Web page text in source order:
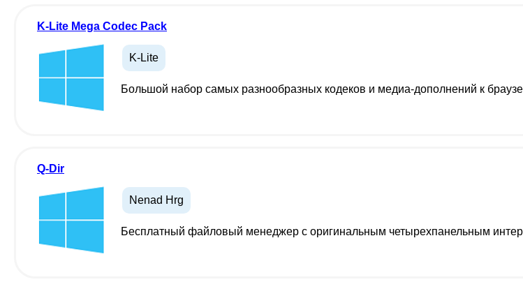
K-Lite Mega Codec Pack
K-Lite
Большой набор самых разнообразных кодеков и медиа-дополнений к
Q-Dir
Nenad Hrg
Бесплатный файловый менеджер с оригинальным четырехпанельным